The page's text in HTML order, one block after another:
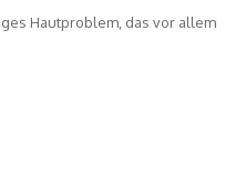
Hautproblem, das vor allem